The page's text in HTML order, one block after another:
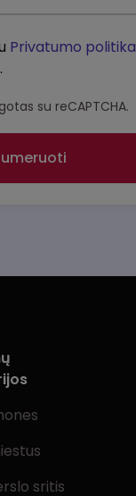
Privatumo politika
.
su reCAPTCHA.
sritis